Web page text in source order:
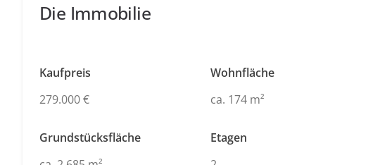
Die Immobilie
Kaufpreis
279.000 €
Wohnfläche
ca. 174 m²
Grundstücksfläche
Etagen